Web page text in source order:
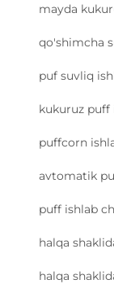
mayda
qo'shimcha
puf suvliq
kukuruz puff
puffcorn
avtomatik
puff ishlab
halqa
halqa